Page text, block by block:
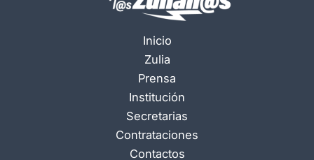
Inicio
Zulia
Prensa
Institución
Secretarias
Contrataciones
Contactos